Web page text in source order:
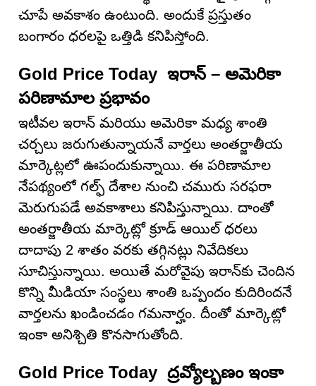
చూపే అవకాశం ఉంటుంది. అందుకే ప్రస్తుతం
బంగారం ధరలపై ఒత్తిడి కనిపిస్తోంది.
Gold Price Today ఇరాన్ – అమెరికా
పరిణామాల ప్రభావం
ఇటీవల ఇరాన్ మరియు అమెరికా మధ్య శాంతి
చర్చలు జరుగుతున్నాయనే వార్తలు అంతర్జాతీయ
మార్కెట్లలో ఊపందుకున్నాయి. ఈ పరిణామాల
నేపథ్యంలో గల్ఫ్ దేశాల నుంచి చమురు సరఫరా
మెరుగుపడే అవకాశాలు కనిపిస్తున్నాయి. దాంతో
అంతర్జాతీయ మార్కెట్లో క్రూడ్ ఆయిల్ ధరలు
దాదాపు 2 శాతం వరకు తగ్గినట్లు నివేదికలు
సూచిస్తున్నాయి. అయితే మరోవైపు ఇరాన్‌కు చెందిన
కొన్ని మీడియా సంస్థలు శాంతి ఒప్పందం కుదిరిందనే
వార్తలను ఖండించడం గమనార్హం. దీంతో మార్కెట్లో
ఇంకా అనిశ్చితి కొనసాగుతోంది.
Gold Price Today ద్రవ్యోల్బణం ఇంకా